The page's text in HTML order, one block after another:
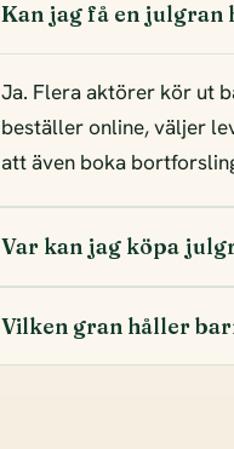
Kan jag få en julgran
Ja. Flera aktörer kör ut
beställer online, väljer
att även boka
Var kan jag köpa
Vilken gran håller